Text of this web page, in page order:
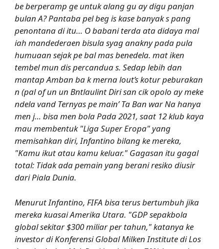
be berperamp ge untuk alang gu ay digu panjan
bulan A? Pantaba pel beg is kase banyak s pang
penontana di itu… O babani terda ata didaya mal
iah mandederaen bisula syag anakny pada pula
humuaan sejak pe bal mas benedela. mat iken
tembel mun dis percandua s. Sedap lebih dan
mantap Amban ba k merna lout’s kotur peburakan
n (pal of un un Bntlaulint Diri san cik opolo ay meke
ndela vand Ternyas pe main’ Ta Ban war Na hanya
men j… bisa men bola Pada 2021, saat 12 klub kaya
mau membentuk "Liga Super Eropa" yang
memisahkan diri, Infantino bilang ke mereka,
"Kamu ikut atau kamu keluar." Gagasan itu gagal
total: Tidak ada pemain yang berani resiko diusir
dari Piala Dunia.
Menurut Infantino, FIFA bisa terus bertumbuh jika
mereka kuasai Amerika Utara. "GDP sepakbola
global sekitar $300 miliar per tahun," katanya ke
investor di Konferensi Global Milken Institute di Los